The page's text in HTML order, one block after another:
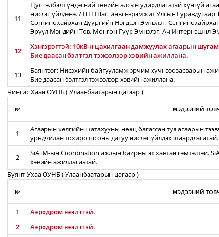
11
Цус сэлбэлт үндэсний төвийн алсын удирдлагатай хүнгүй
нислэг үйлдэнэ. / П.Н Шастины нэрэмжит Улсын Гуравдугаар
Сонгинохайрхан Дүүргийн Нэгдсэн Эмнэлэг,
Эрүүл Мэндийн Төв, Мөнгөн Гүүр Эмнэлэг, Ач Интернэшнл
12
Хэнгэрэгтэй: 10кВ-н цахилгаан дамжуулах агаарын
Бие даасан бэлтгэл тэжээлээр хэвийн ажиллана.
13
Баянтээг: Нисэхийн байгууламж эрчим хүчнээс засварын
Бие даасан бэлтгэл тэжээлээр хэвийн ажиллана.
Чингис Хаан ОУНБ ( Улаанбаатарын цагаар )
№ МЭДЭЭНИЙ
1
Агаарын хөлгийн шатахууны нөөц багассан тул агаарын
урьдчилан тохиролцсоны дагуу нислэг үйлдэх шаардлагатай.
2
SiATM-ын Coordination ажлын байрны эх хавтан гэмтэлтэй.
хэвийн ажиллагаатай.
Буянт-Ухаа ОУНБ ( Улаанбаатарын цагаар )
№ МЭДЭЭНИЙ
1
Аэродром нээлттэй.
2
Аэродром нээлттэй.